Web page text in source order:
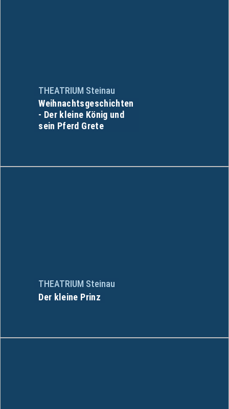
THEATRIUM Steinau
Weihnachtsgeschichten
- Der kleine König und
sein Pferd Grete
THEATRIUM Steinau
Der kleine Prinz